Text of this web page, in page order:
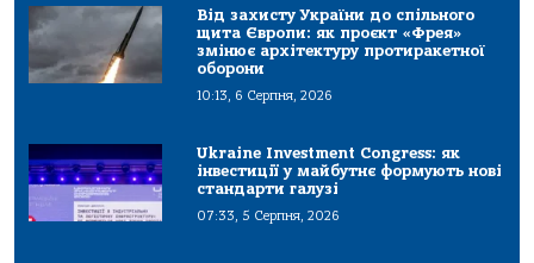
Від захисту України до спільного
щита Європи: як проєкт «Фрея»
змінює архітектуру протиракетної
оборони
10:13, 6 Серпня, 2026
Ukraine Investment Congress: як
інвестиції у майбутнє формують нові
стандарти галузі
07:33, 5 Серпня, 2026